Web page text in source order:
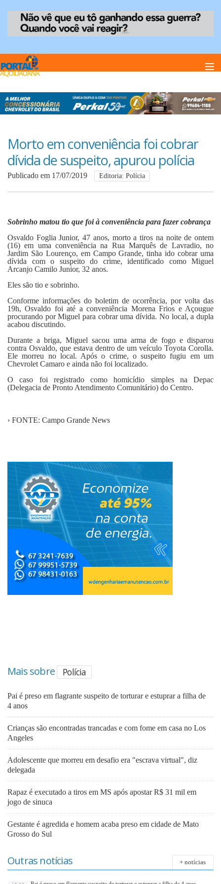
Home
Anuncie
Anuncie
Fale Conosco
Morto em conveniência foi cobrar
dívida de suspeito, apurou polícia
Publicado em 17/07/2019 Editoria: Polícia
Sobrinho matou tio que foi à conveniência para fazer cobrança
Osvaldo Foglia Junior, 47 anos, morto a tiros na noite de ontem
(16) em uma conveniência na Rua Marquês de Lavradio, no
Jardim São Lourenço, em Campo Grande, tinha ido cobrar uma
dívida com o suspeito do crime, identificado como Miguel
Arcanjo Camilo Junior, 32 anos.
Eles são tio e sobrinho.
Conforme informações do boletim de ocorrência, por volta das
19h, Osvaldo foi até a conveniência Morena Frios e Açougue
procurando por Miguel para cobrar uma dívida. No local, a dupla
acabou discutindo.
Durante a briga, Miguel sacou uma arma de fogo e disparou
contra Osvaldo, que estava dentro de um veículo Toyota Corolla.
Ele morreu no local. Após o crime, o suspeito fugiu em um
Chevrolet Camaro e ainda não foi localizado.
O caso foi registrado como homicídio simples na Depac
(Delegacia de Pronto Atendimento Comunitário) do Centro.
› FONTE: Campo Grande News
Mais sobre Polícia
Pai é preso em flagrante suspeito de torturar e estuprar a filha de
4 anos
Crianças são encontradas trancadas e com fome em casa no Los
Angeles
Adolescente que morreu em desafio era "escrava virtual", diz
delegada
Rapaz é executado a tiros em MS após apostar R$ 31 mil em
jogo de sinuca
Gestante é agredida e homem acaba preso em cidade de Mato
Grosso do Sul
Outras notícias + notícias